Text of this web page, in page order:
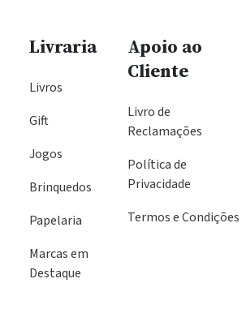
Livraria
Livros
Gift
Jogos
Brinquedos
Papelaria
Marcas em
Destaque
Apoio ao
Cliente
Livro de
Reclamações
Política de
Privacidade
Termos e Condições